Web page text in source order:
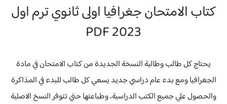
كتاب الامتحان جغرافيا اولى ثانوي ترم اول
2023 PDF
يحتاج كل طالب وطالبة النسخة الجديدة من كتاب الامتحان في مادة
الجغرافيا ومع بدء عام دراسي جديد يسعي كل طالب للبدء في المذاكرة
والحصول علي جميع الكتب الدراسية، وطباعتها حتي تتوفر النسخ الاصلية